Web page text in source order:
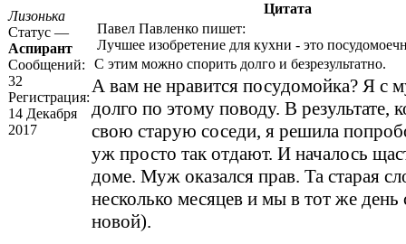
Лизонька
Статус —
Аспирант
Сообщений:
32
Регистрация:
14 Декабря
2017
Цитата
Павел Павленко пишет:
Лучшее изобретение для кухни - это
С этим можно спорить долго и безрезультатно.
А вам не нравится посудомойка? Я с
долго по этому поводу. В результате,
свою старую соседи, я решила
уж просто так отдают. И началось
доме. Муж оказался прав. Та старая
несколько месяцев и мы в тот же день
новой).